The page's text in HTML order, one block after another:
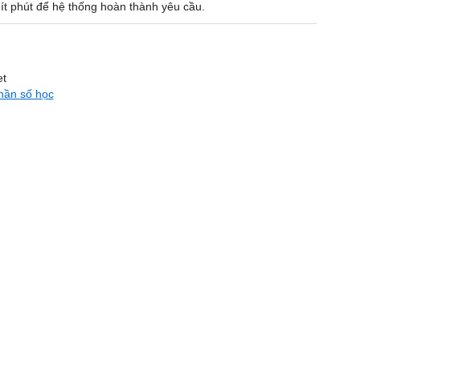
phút để hệ thống hoàn thành yêu cầu.
số học